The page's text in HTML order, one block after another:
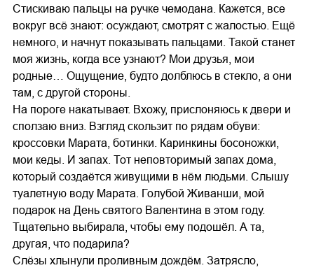
Стискиваю пальцы на ручке чемодана. Кажется, все
вокруг всё знают: осуждают, смотрят с жалостью. Ещё
немного, и начнут показывать пальцами. Такой станет
моя жизнь, когда все узнают? Мои друзья, мои
родные… Ощущение, будто долблюсь в стекло, а они
там, с другой стороны.
На пороге накатывает. Вхожу, прислоняюсь к двери и
сползаю вниз. Взгляд скользит по рядам обуви:
кроссовки Марата, ботинки. Каринкины босоножки,
мои кеды. И запах. Тот неповторимый запах дома,
который создаётся живущими в нём людьми. Слышу
туалетную воду Марата. Голубой Живанши, мой
подарок на День святого Валентина в этом году.
Тщательно выбирала, чтобы ему подошёл. А та,
другая, что подарила?
Слёзы хлынули проливным дождём. Затрясло,